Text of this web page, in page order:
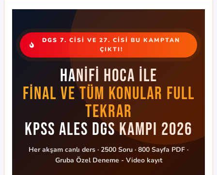
DGS 7. CİSİ VE 27. CİSİ BU KAMPTAN
ÇIKTI!
Hanifi Hoca ile
Final VE TÜM KONULAR FULL
Tekrar
KPSS ALES DGS Kampı 2026
Her akşam canlı ders · 2500 Soru · 800 Sayfa PDF ·
Gruba Özel Deneme - Video kayıt